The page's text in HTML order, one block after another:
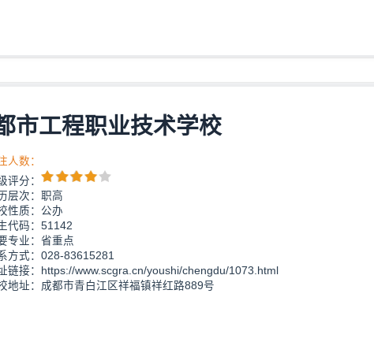
市工程职业技术学校
人数：
评分：
层次：职高
性质：公办
代码：51142
专业：省重点
方式：028-83615281
链接：https://www.scgra.cn/youshi/chengdu/1073.html
地址：成都市青白江区祥福镇祥红路889号